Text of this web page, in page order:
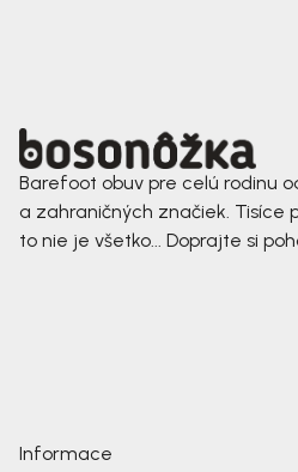
Barefoot obuv pre celú rodinu
a zahraničných značiek. Tisíce
to nie je všetko... Doprajte si
Informace